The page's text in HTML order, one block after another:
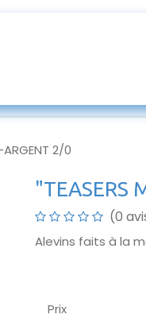
ARGENT 2/0
"TEASERS
(0
Alevins faits à la
Prix